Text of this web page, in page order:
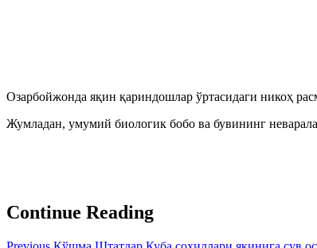
Озарбойжонда яқин қариндошлар ўртасидаги никоҳ
Жумладан, умумий биологик бобо ва бувининг
Continue Reading